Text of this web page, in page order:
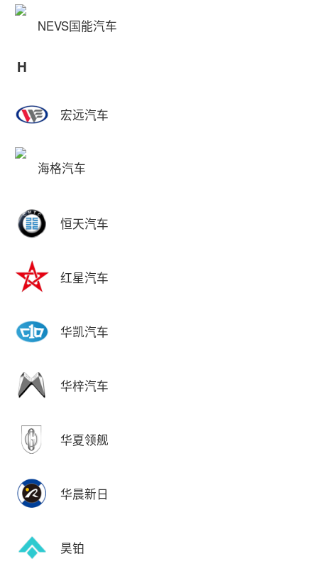
NEVS国能汽车
H
宏远汽车
海格汽车
恒天汽车
红星汽车
华凯汽车
华梓汽车
华夏领舰
华晨新日
昊铂